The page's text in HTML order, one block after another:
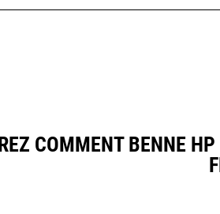
COMMENT BENNE